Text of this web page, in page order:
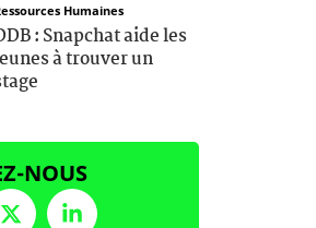
Humaines
: Snapchat aide les
à trouver un
NOUS